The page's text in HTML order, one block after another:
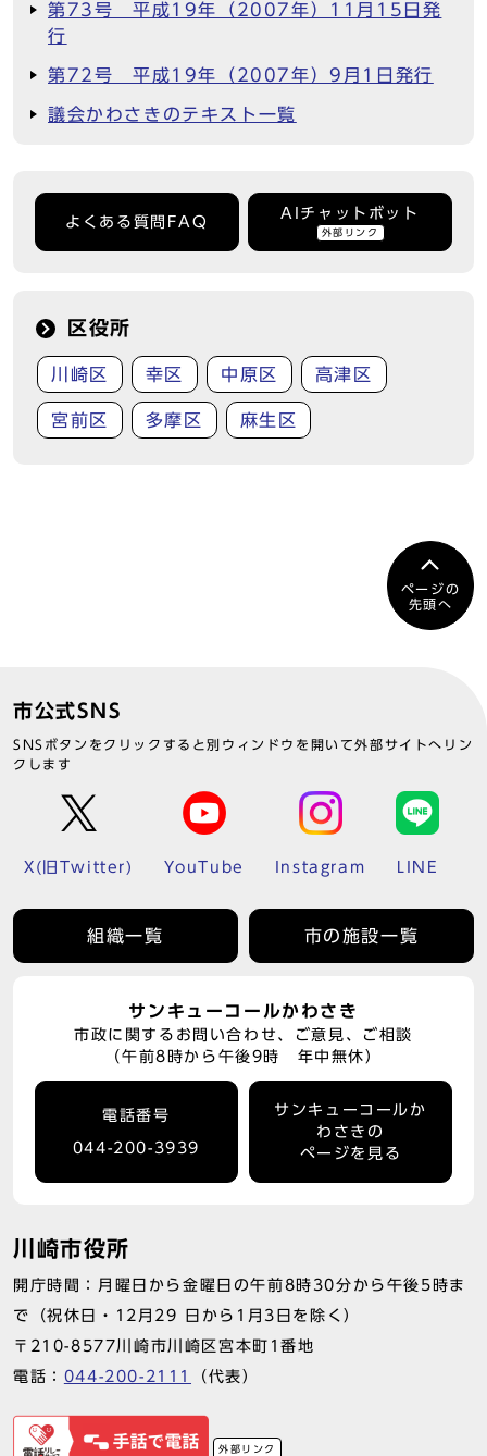
第73号 平成19年（2007年）11月15日発
行
第72号 平成19年（2007年）9月1日発行
議会かわさきのテキスト一覧
よくある質問FAQ
AIチャットボット
外部リンク
区役所
川崎区 幸区 中原区 高津区
宮前区 多摩区 麻生区
ページの
先頭へ
市公式SNS
SNSボタンをクリックすると別ウィンドウを開いて外部サイトへリン
クします
X(旧Twitter) YouTube Instagram LINE
組織一覧 市の施設一覧
サンキューコールかわさき
市政に関するお問い合わせ、ご意見、ご相談
（午前8時から午後9時 年中無休）
電話番号
044-200-3939
サンキューコールか
わさきの
ページを見る
川崎市役所
開庁時間：月曜日から金曜日の午前8時30分から午後5時ま
で（祝休日・12月29 日から1月3日を除く）
〒210-8577川崎市川崎区宮本町1番地
電話： 044-200-2111 （代表）
外部リンク